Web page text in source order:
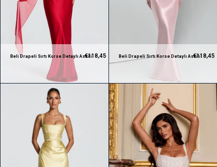
Beli Drapeli Sırtı Korse Detaylı Askılı
Saten Tasarım Kırmızı Elbise
€118,45
Beli Drapeli Sırtı Korse Detaylı Askılı€118,45